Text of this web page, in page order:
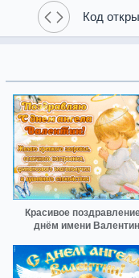
Код
Красивое
днём имени Валентин